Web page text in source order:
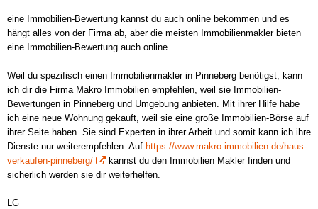
eine Immobilien-Bewertung kannst du auch online bekommen und es
hängt alles von der Firma ab, aber die meisten Immobilienmakler bieten
eine Immobilien-Bewertung auch online.
Weil du spezifisch einen Immobilienmakler in Pinneberg benötigst, kann
ich dir die Firma Makro Immobilien empfehlen, weil sie Immobilien-
Bewertungen in Pinneberg und Umgebung anbieten. Mit ihrer Hilfe habe
ich eine neue Wohnung gekauft, weil sie eine große Immobilien-Börse auf
ihrer Seite haben. Sie sind Experten in ihrer Arbeit und somit kann ich ihre
Dienste nur weiterempfehlen. Auf https://www.makro-immobilien.de/haus-
verkaufen-pinneberg/
kannst du den Immobilien Makler finden und
sicherlich werden sie dir weiterhelfen.
LG